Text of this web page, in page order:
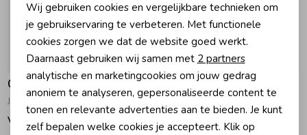
Gymp
Jurk Rafaela Ecru - Gold
Vanaf 35,95
Gymp
Personalisatie cookies
Analytische cookies
Marketing cookies
Wij gebruiken cookies en vergelijkbare technieken om
je gebruikservaring te verbeteren. Met functionele
cookies zorgen we dat de website goed werkt.
Daarnaast gebruiken wij samen met 2 partners
analytische en marketingcookies om jouw gedrag
anoniem te analyseren, gepersonaliseerde content te
tonen en relevante advertenties aan te bieden. Je kunt
zelf bepalen welke cookies je accepteert. Klik op